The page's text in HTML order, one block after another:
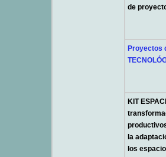
de
Proyectos
KIT
la
los